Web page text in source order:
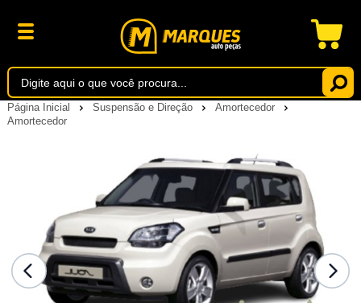
Página Inicial Suspensão e Direção
Amortecedor
Amortecedor